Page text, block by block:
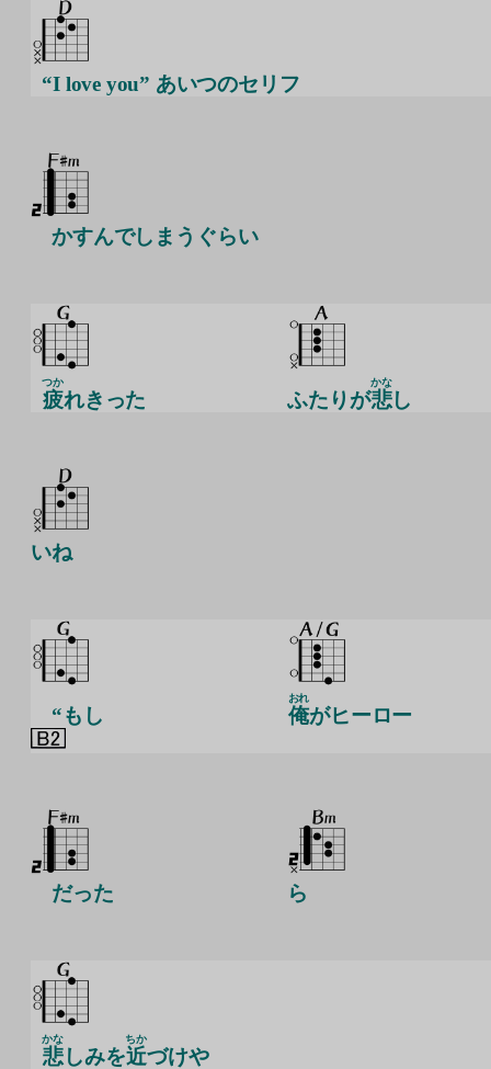
“I love you” あいつのセリフ
かすんでしまうぐらい
疲
つか
れきった ふたりが悲
かな
し
いね
“もし 俺
おれ
がヒーロー
だった ら
悲
かな
しみを近
ちか
づけや